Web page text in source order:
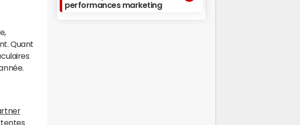
Quant
performances marketing